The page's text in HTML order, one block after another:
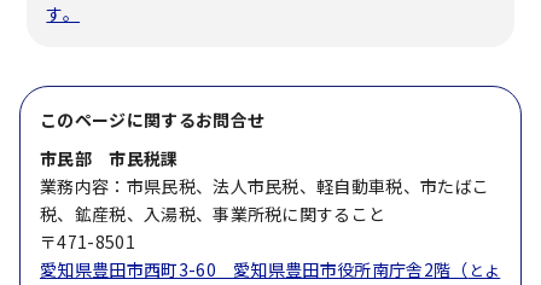
す。
このページに関するお問合せ
市民部 市民税課
業務内容：市県民税、法人市民税、軽自動車税、市たばこ
税、鉱産税、入湯税、事業所税に関すること
〒471-8501
愛知県豊田市西町3-60 愛知県豊田市役所南庁舎2階（ とよ